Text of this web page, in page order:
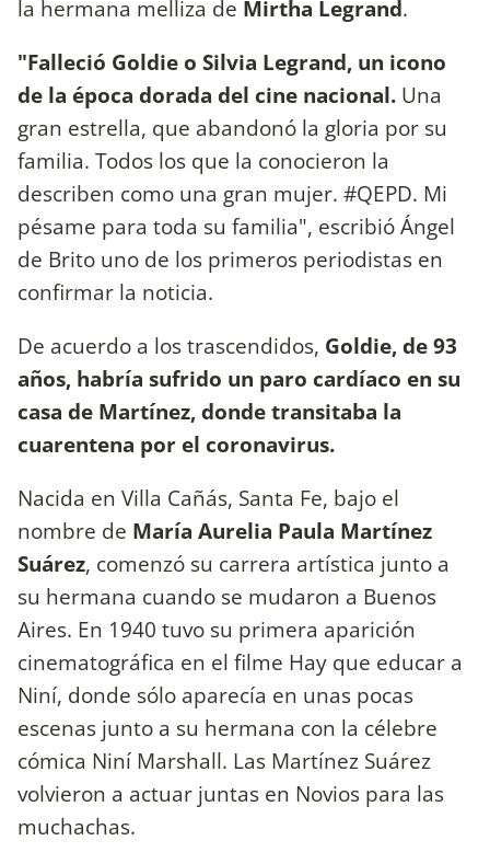
la hermana melliza de Mirtha Legrand.
"Falleció Goldie o Silvia Legrand, un icono
de la época dorada del cine nacional. Una
gran estrella, que abandonó la gloria por su
familia. Todos los que la conocieron la
describen como una gran mujer. #QEPD. Mi
pésame para toda su familia", escribió Ángel
de Brito uno de los primeros periodistas en
confirmar la noticia.
De acuerdo a los trascendidos, Goldie, de 93
años, habría sufrido un paro cardíaco en su
casa de Martínez, donde transitaba la
cuarentena por el coronavirus.
Nacida en Villa Cañás, Santa Fe, bajo el
nombre de María Aurelia Paula Martínez
Suárez, comenzó su carrera artística junto a
su hermana cuando se mudaron a Buenos
Aires. En 1940 tuvo su primera aparición
cinematográfica en el filme Hay que educar a
Niní, donde sólo aparecía en unas pocas
escenas junto a su hermana con la célebre
cómica Niní Marshall. Las Martínez Suárez
volvieron a actuar juntas en Novios para las
muchachas.